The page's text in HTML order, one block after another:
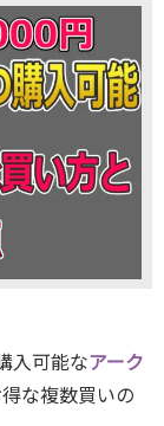
入可能なアーク
な複数買いの